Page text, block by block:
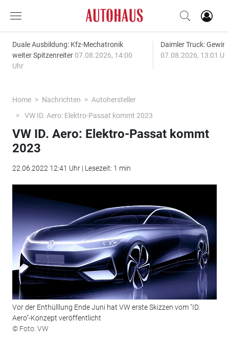
Duale Ausbildung: Kfz-Mechatronik
weiter Spitzenreiter 07.08.2026, 14:00
Uhr
Daimler Truck:
07.08.2026, 13:01
Home Nachrichten
Autohersteller
VW ID. Aero: Elektro-Passat kommt 2023
VW ID. Aero: Elektro-Passat kommt
2023
22.06.2022 12:41 Uhr | Lesezeit: 1 min
Vor der Enthülllung Ende Juni hat VW erste Skizzen vom "ID.
Aero"-Konzept veröffentlicht
© Foto: VW